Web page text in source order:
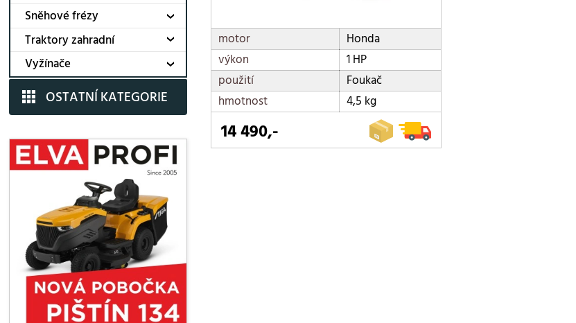
Sněhové frézy
Traktory zahradní
Vyžínače
OSTATNÍ KATEGORIE
motor
Honda
výkon
1 HP
použití
Foukač
hmotnost
4,5 kg
14 490,-